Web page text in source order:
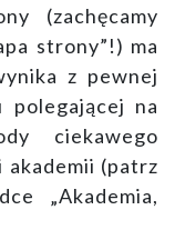
(zachęcamy
strony”!) ma
z pewnej
na
ciekawego
akademii (patrz
„Akademia,